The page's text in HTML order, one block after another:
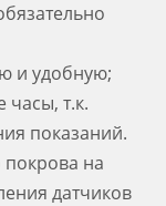
и удобную;
часы, т.к.
показаний.
покрова на
датчиков